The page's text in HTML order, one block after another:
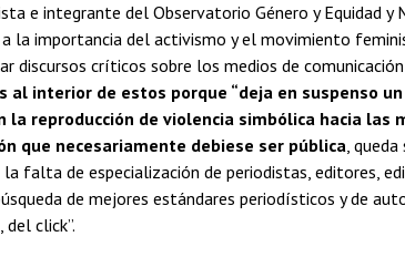
e integrante del Observatorio Género y Equidad y
a la importancia del activismo y el movimiento
discursos críticos sobre los medios de
al interior de estos porque “deja en suspenso
la reproducción de violencia simbólica hacia las
que necesariamente debiese ser pública, queda
falta de especialización de periodistas, editores,
de mejores estándares periodísticos y de
click”.